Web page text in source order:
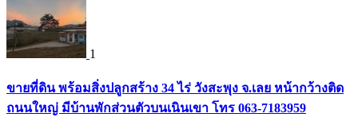
1
ขายที่ดิน พร้อมสิ่งปลูกสร้าง 34 ไร่ วังสะพุง จ.เลย หน้ากว้างติด
ถนนใหญ่ มีบ้านพักส่วนตัวบนเนินเขา โทร 063-7183959